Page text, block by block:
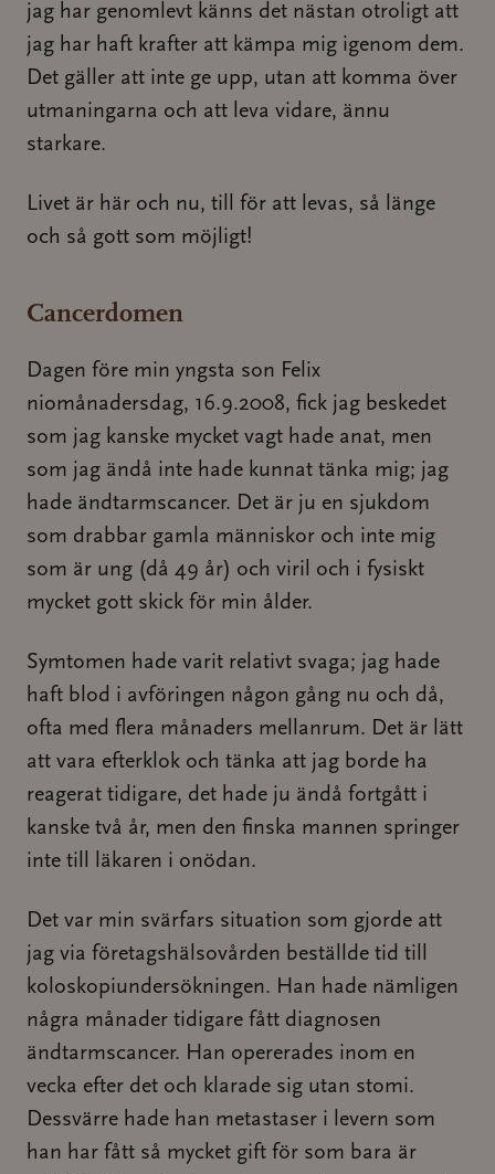
jag har genomlevt känns det nästan otroligt att
jag har haft krafter att kämpa mig igenom dem.
Det gäller att inte ge upp, utan att komma över
utmaningarna och att leva vidare, ännu
starkare.
Livet är här och nu, till för att levas, så länge
och så gott som möjligt!
Cancerdomen
Dagen före min yngsta son Felix
niomånadersdag, 16.9.2008, fick jag beskedet
som jag kanske mycket vagt hade anat, men
som jag ändå inte hade kunnat tänka mig; jag
hade ändtarmscancer. Det är ju en sjukdom
som drabbar gamla människor och inte mig
som är ung (då 49 år) och viril och i fysiskt
mycket gott skick för min ålder.
Symtomen hade varit relativt svaga; jag hade
haft blod i avföringen någon gång nu och då,
ofta med flera månaders mellanrum. Det är lätt
att vara efterklok och tänka att jag borde ha
reagerat tidigare, det hade ju ändå fortgått i
kanske två år, men den finska mannen springer
inte till läkaren i onödan.
Det var min svärfars situation som gjorde att
jag via företagshälsovården beställde tid till
koloskopiundersökningen. Han hade nämligen
några månader tidigare fått diagnosen
ändtarmscancer. Han opererades inom en
vecka efter det och klarade sig utan stomi.
Dessvärre hade han metastaser i levern som
han har fått så mycket gift för som bara är